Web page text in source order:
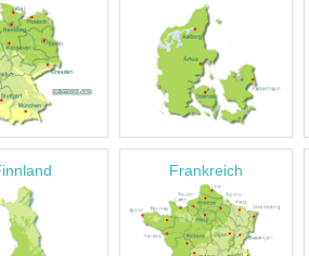
Frankreich